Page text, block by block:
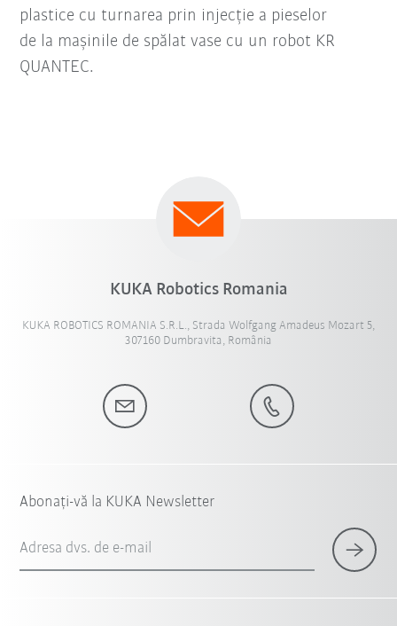
plastice cu turnarea prin injecție a pieselor
de la mașinile de spălat vase cu un robot KR
QUANTEC.
KUKA Robotics Romania
KUKA ROBOTICS ROMANIA S.R.L., Strada Wolfgang Amadeus Mozart 5,
307160 Dumbravita, România
Abonați-vă la KUKA Newsletter
Adresa dvs. de e-mail